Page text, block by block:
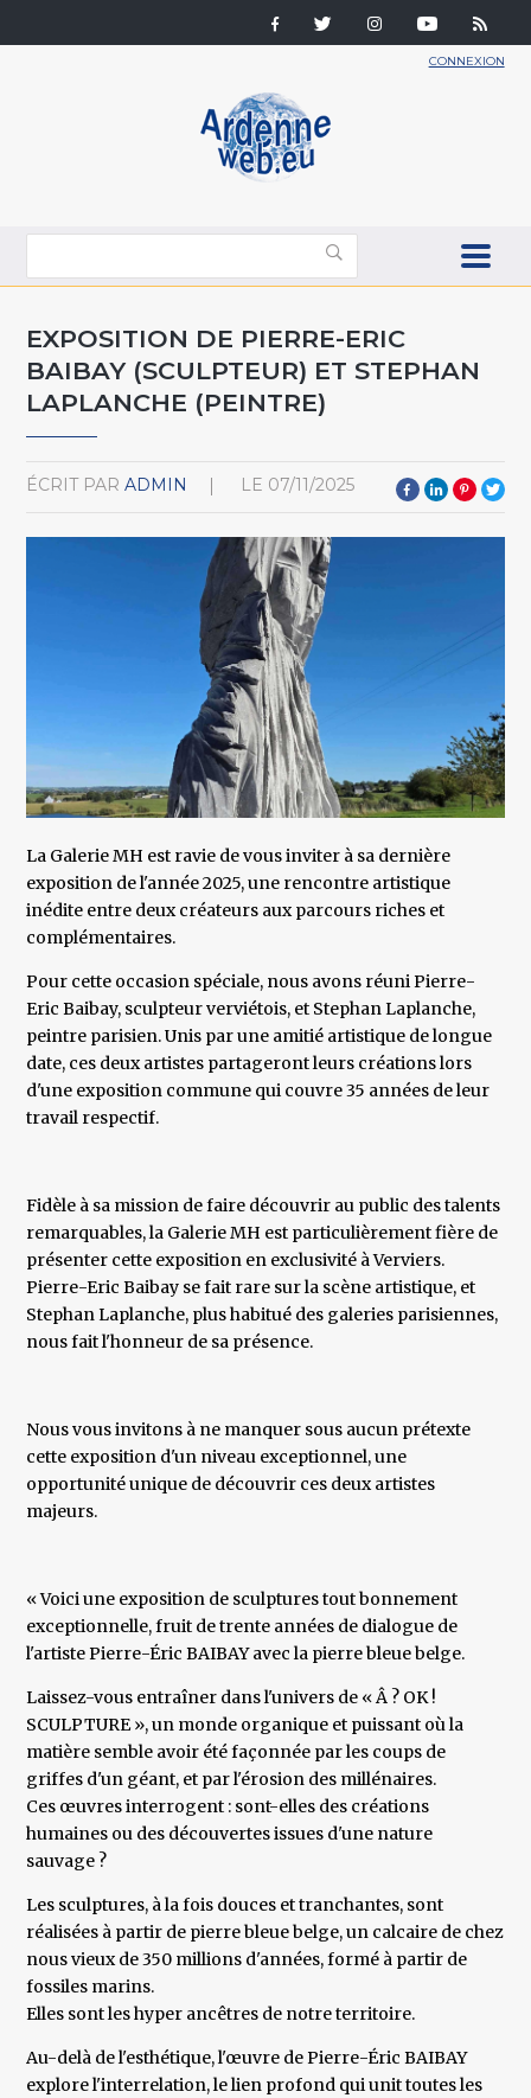
CONNEXION
EXPOSITION DE PIERRE-ERIC
BAIBAY (SCULPTEUR) ET STEPHAN
LAPLANCHE (PEINTRE)
ÉCRIT PAR ADMIN LE 07/11/2025
La Galerie MH est ravie de vous inviter à sa dernière
exposition de l'année 2025, une rencontre artistique
inédite entre deux créateurs aux parcours riches et
complémentaires.
Pour cette occasion spéciale, nous avons réuni Pierre-
Eric Baibay, sculpteur verviétois, et Stephan Laplanche,
peintre parisien. Unis par une amitié artistique de longue
date, ces deux artistes partageront leurs créations lors
d'une exposition commune qui couvre 35 années de leur
travail respectif.
Fidèle à sa mission de faire découvrir au public des talents
remarquables, la Galerie MH est particulièrement fière de
présenter cette exposition en exclusivité à Verviers.
Pierre-Eric Baibay se fait rare sur la scène artistique, et
Stephan Laplanche, plus habitué des galeries parisiennes,
nous fait l'honneur de sa présence.
Nous vous invitons à ne manquer sous aucun prétexte
cette exposition d'un niveau exceptionnel, une
opportunité unique de découvrir ces deux artistes
majeurs.
« Voici une exposition de sculptures tout bonnement
exceptionnelle, fruit de trente années de dialogue de
l'artiste Pierre-Éric BAIBAY avec la pierre bleue belge.
Laissez-vous entraîner dans l'univers de « Â ? OK !
SCULPTURE », un monde organique et puissant où la
matière semble avoir été façonnée par les coups de
griffes d'un géant, et par l'érosion des millénaires.
Ces œuvres interrogent : sont-elles des créations
humaines ou des découvertes issues d'une nature
sauvage ?
Les sculptures, à la fois douces et tranchantes, sont
réalisées à partir de pierre bleue belge, un calcaire de chez
nous vieux de 350 millions d'années, formé à partir de
fossiles marins.
Elles sont les hyper ancêtres de notre territoire.
Au-delà de l'esthétique, l'œuvre de Pierre-Éric BAIBAY
explore l'interrelation, le lien profond qui unit toutes les